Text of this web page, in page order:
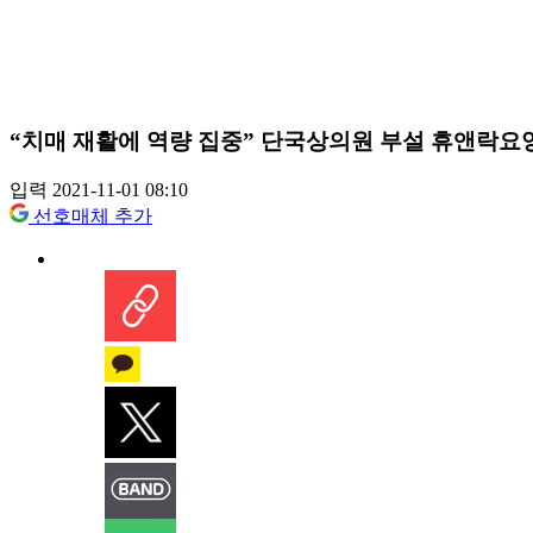
“치매 재활에 역량 집중” 단국상의원 부설 휴앤락요
입력 2021-11-01 08:10
선호매체 추가